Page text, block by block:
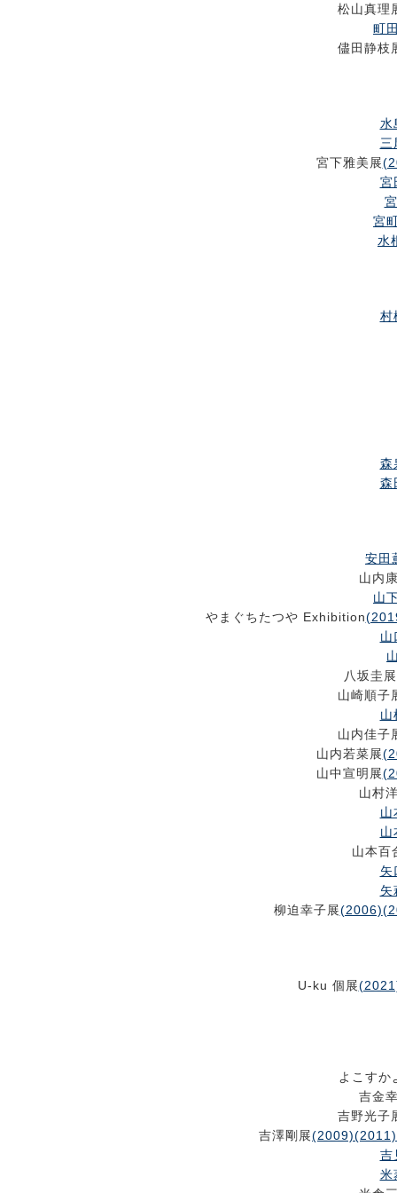
松山真理
町
儘田静枝
水
三
宮下雅美展
宮
宮
水
村
森
森
安田
山内
山
やまぐちたつや Exhibition
山
八坂圭展
山崎順子
山
山内佳子
山内若菜展
山中宣明展
山村
山
山
山本百
矢
矢
柳迫幸子展(2006)
U-ku 個展
よこすか
吉金
吉野光子
吉澤剛展(2009)(2011)
吉
米